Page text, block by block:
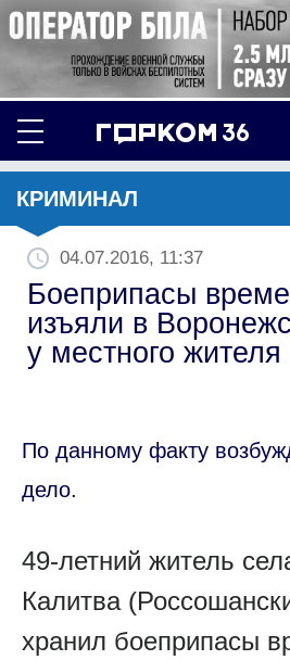
КРИМИНАЛ
04.07.2016, 11:37
Боеприпасы
изъяли в
у местного жителя
По данному факту
дело.
49-летний житель
Калитва
хранил боеприпасы